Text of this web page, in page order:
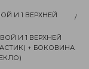
И 1 ВЕРХНЕЙ
И 1 ВЕРХНЕЙ
+ БОКОВИНА